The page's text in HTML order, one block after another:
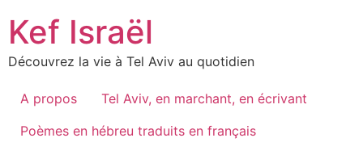
content
Kef Israël
Découvrez la vie à Tel Aviv au quotidien
A propos
Tel Aviv, en marchant, en écrivant
Poèmes en hébreu traduits en français